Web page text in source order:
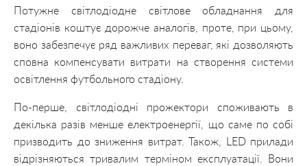
Потужне світлодіодне світлове обладнання для
стадіонів коштує дорожче аналогів, проте, при цьому,
воно забезпечує ряд важливих переваг, які дозволяють
сповна компенсувати витрати на створення системи
освітлення футбольного стадіону.
По-перше, світлодіодні прожектори споживають в
декілька разів менше електроенергії, що саме по собі
призводить до зниження витрат. Також, LED прилади
відрізняються тривалим терміном експлуатації. Вони